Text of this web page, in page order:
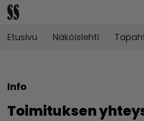
Etusivu Näköislehti
Info
Toimituksen